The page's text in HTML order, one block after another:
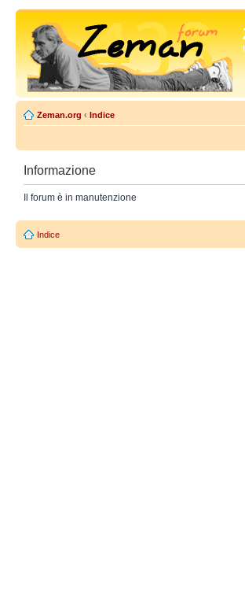
Zeman.org ‹ Indice
Informazione
Il forum è in manutenzione
Indice